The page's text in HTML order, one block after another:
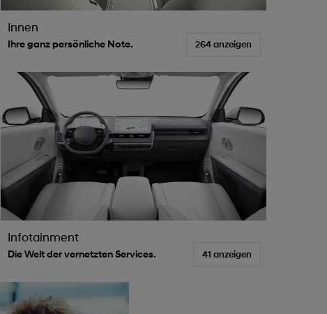
Innen
Ihre ganz persönliche Note. 264 anzeigen
Infotainment
Die Welt der vernetzten Services. 41 anzeigen